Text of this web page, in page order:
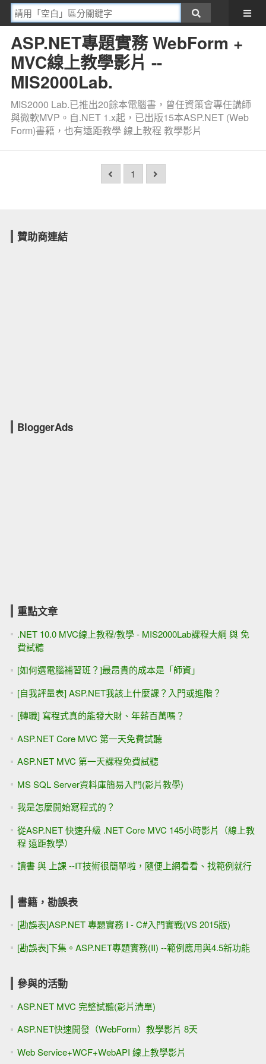
ASP.NET專題實務 WebForm +
MVC線上教學影片 --
MIS2000Lab.
MIS2000 Lab.已推出20餘本電腦書，曾任資策會專任講師
與微軟MVP。自.NET 1.x起，已出版15本ASP.NET (Web
Form)書籍，也有遠距教學 線上教程 教學影片
1
贊助商連結
BloggerAds
重點文章
.NET 10.0 MVC線上教程/教學 - MIS2000Lab課程大綱 與 免
費試聽
[如何選電腦補習班？]最昂貴的成本是「師資」
[自我評量表] ASP.NET我該上什麼課？入門或進階？
[轉職] 寫程式真的能發大財、年薪百萬嗎？
ASP.NET Core MVC 第一天免費試聽
ASP.NET MVC 第一天課程免費試聽
MS SQL Server資料庫簡易入門(影片教學)
我是怎麼開始寫程式的？
從ASP.NET 快速升級 .NET Core MVC 145小時影片（線上教
程 遠距教學）
讀書 與 上課 --IT技術很簡單啦，隨便上網看看、找範例就行
書籍，勘誤表
[勘誤表]ASP.NET 專題實務 I - C#入門實戰(VS 2015版)
[勘誤表]下集。ASP.NET專題實務(II) --範例應用與4.5新功能
參與的活動
ASP.NET MVC 完整試聽(影片清單)
ASP.NET快速開發（WebForm）教學影片 8天
Web Service+WCF+WebAPI 線上教學影片